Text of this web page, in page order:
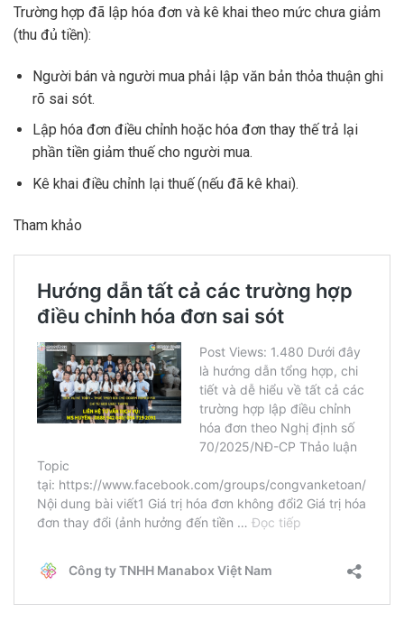
Trường hợp đã lập hóa đơn và kê khai theo mức chưa giảm
(thu đủ tiền):
Người bán và người mua phải lập văn bản thỏa thuận ghi
rõ sai sót.
Lập hóa đơn điều chỉnh hoặc hóa đơn thay thế trả lại
phần tiền giảm thuế cho người mua.
Kê khai điều chỉnh lại thuế (nếu đã kê khai).
Tham khảo